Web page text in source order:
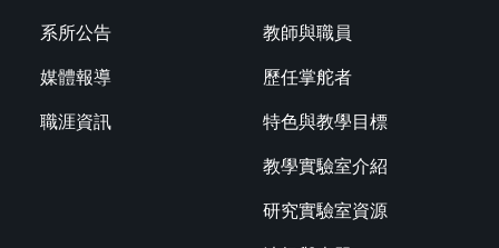
系所公告
媒體報導
職涯資訊
教師與職員
歷任掌舵者
特色與教學目標
教學實驗室介紹
研究實驗室資源